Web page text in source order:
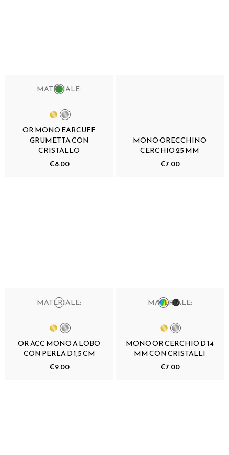
MATERIALE:
OR MONO EARCUFF
GRUMETTA CON
CRISTALLO
€8.00
MONO ORECCHINO
CERCHIO 25 MM
€7.00
MATERIALE:
OR ACC MONO A LOBO
CON PERLA D 1,5 CM
€9.00
MATERIALE:
MONO OR CERCHIO D 14
MM CON CRISTALLI
€7.00